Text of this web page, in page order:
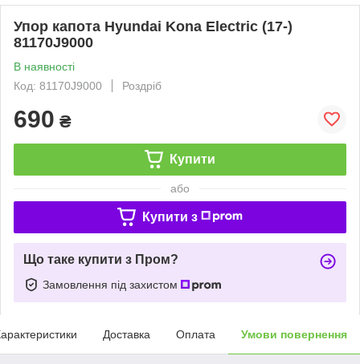
Упор капота Hyundai Kona Electric (17-)
81170J9000
В наявності
Код: 81170J9000
Роздріб
690 ₴
Купити
або
Купити з
Що таке купити з Пром?
Замовлення під захистом
Доставка Оплата Умови повернення